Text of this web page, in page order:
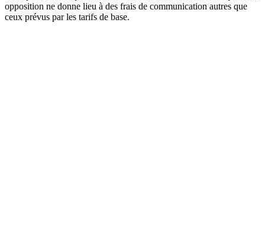
opposition ne donne lieu à des frais de communication autres que
ceux prévus par les tarifs de base.